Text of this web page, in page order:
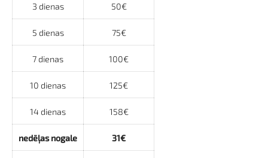
3 dienas 50€
5 dienas 75€
7 dienas 100€
10 dienas 125€
14 dienas 158€
nedēļas nogale 31€